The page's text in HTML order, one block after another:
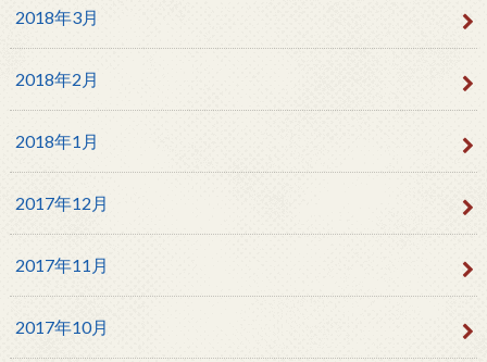
2018年3月
2018年2月
2018年1月
2017年12月
2017年11月
2017年10月